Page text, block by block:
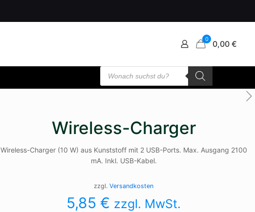
0 0,00 €
Products
search
Wireless-Charger
Wireless-Charger (10 W) aus Kunststoff mit 2 USB-Ports. Max. Ausgang 2100
mA. Inkl. USB-Kabel.
zzgl.Versandkosten
5,85 € zzgl. MwSt.